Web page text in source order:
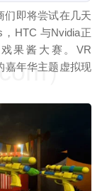
们即将尝试在几天
HTC 与Nvidia正
果酱大赛。VR
嘉年华主题虚拟现
）